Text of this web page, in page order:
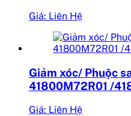
Giá: Liên Hệ
Giảm xóc/ Phuộc
41800M72R01 /
Giá: Liên Hệ